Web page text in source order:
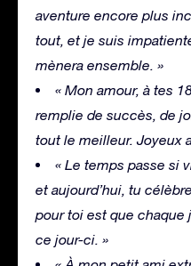
aventure encore plus
tout, et je suis
mènera ensemble. »
« Mon amour, à tes
remplie de succès, de
tout le meilleur. Joyeux
« Le temps passe si
et aujourd’hui, tu
pour toi est que chaque
ce jour-ci. »